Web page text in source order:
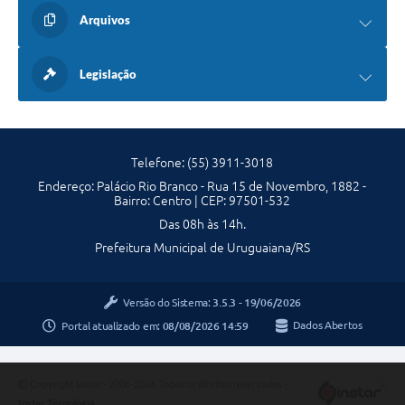
Arquivos
Legislação
Telefone: (55) 3911-3018
Endereço: Palácio Rio Branco - Rua 15 de Novembro, 1882 -
Bairro: Centro | CEP: 97501-532
Das 08h às 14h.
Prefeitura Municipal de Uruguaiana/RS
Versão do Sistema: 3.5.3 - 19/06/2026
Portal atualizado em: 08/08/2026 14:59 Dados Abertos